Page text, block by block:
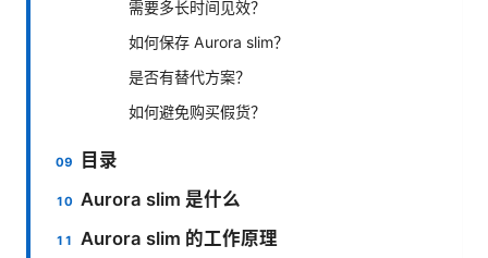
需要多长时间见效？
如何保存 Aurora slim？
是否有替代方案？
如何避免购买假货？
目录
Aurora slim 是什么
Aurora slim 的工作原理